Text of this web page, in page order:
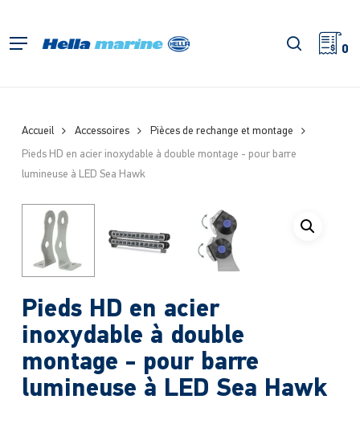
l'accueil
Menu 0
Accueil Accessoires
Pièces de rechange et montage
Pieds HD en acier inoxydable à double montage - pour barre
lumineuse à LED Sea Hawk
Pieds HD en acier
inoxydable à double
montage - pour barre
lumineuse à LED Sea Hawk